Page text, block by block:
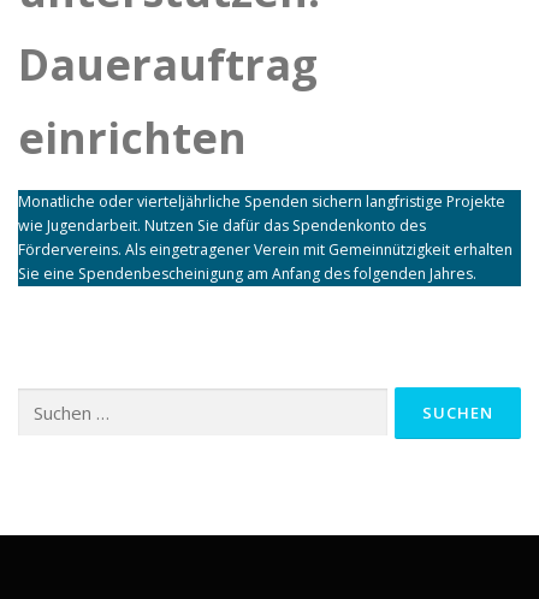
Dauerauftrag
einrichten
Monatliche oder vierteljährliche Spenden sichern langfristige Projekte
wie Jugendarbeit. Nutzen Sie dafür das Spendenkonto des
Fördervereins. Als eingetragener Verein mit Gemeinnützigkeit erhalten
Sie eine Spendenbescheinigung am Anfang des folgenden Jahres.
nach: